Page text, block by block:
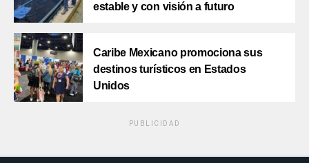
estable y con visión a futuro
Caribe Mexicano promociona sus
destinos turísticos en Estados
Unidos
PUBLICIDAD